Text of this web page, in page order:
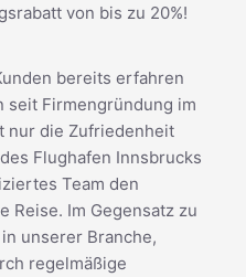
von bis zu 20%!
bereits erfahren
Firmengründung im
nur die Zufriedenheit
Flughafen Innsbrucks
Team den
Reise. Im Gegensatz zu
unserer Branche,
regelmäßige